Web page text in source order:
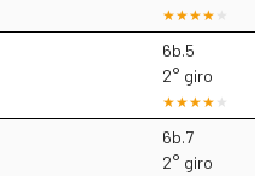
6b.5
2° giro
6b.7
2° giro